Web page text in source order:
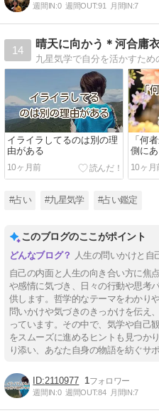
週間IN:0 週間OUT:91 月間IN:7
14
晴天に向かう＊河合庸
イライラしてるのは別の理
由がある
10ヶ月前
「何
側に
10ヶ月
#占い #九星気学 #占い鑑定
このブログのここがポイント
人生の問いかけと自
自己の内面と人生の向き合い方に焦
や感情に気づき、日々の行動や思考
供します。哲学的なテーマをわかり
問いかけや気づきのきっかけを伝え
っています。その中で、気学や自己
をスムーズに進めるヒントも見つか
り添い、あなた自身の物語を紡ぐサ
2110977 1
週間IN:0 週間OUT:84 月間IN:7